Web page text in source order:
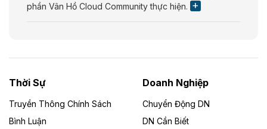
phần Vân Hồ Cloud Community thực hiện.
Dự án Nhà máy xử lý rác và phát điện Bắc Giang do
Công ty TNHH Năng lượng môi trường Bắc Giang làm
Thời Sự
Truyền Thông Chính Sách
Bình Luận
Doanh Nghiệp
Chuyển Động DN
DN Cần Biết